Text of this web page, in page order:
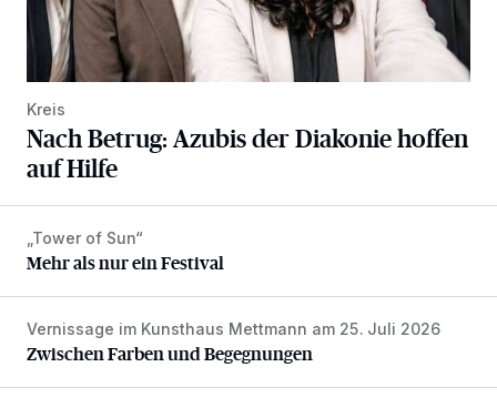
Kreis
Nach Betrug: Azubis der Diakonie hoffen
auf Hilfe
Mehr als nur ein Festival
„Tower of Sun“
Mehr als nur ein Festival
Zwischen Farben und Begegnungen
Vernissage im Kunsthaus Mettmann am 25. Juli 2026
Zwischen Farben und Begegnungen